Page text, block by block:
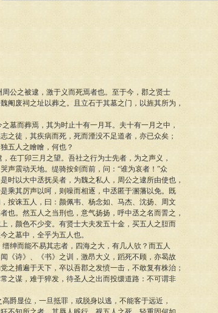
公之被逮，激于义而死焉者也。至于今，郡之贤士
阉废祠之址以葬之。且立石于其墓之门，以旌其所为，
墓而葬焉，其为时止十有一月耳。夫十有一月之中，
之徒，其疾病而死，死而湮没不足道者，亦已众矣；
五人之瞺瞺，何也？
在丁卯三月之望。吾社之行为士先者，为之声义，
声震动天地。缇骑按剑而前，问：“谁为哀者！”众
时以大中丞抚吴者，为魏之私人，周公之逮所由使也，
乘其厉声以呵，则噪而相逐，中丞匿于溷藩以免。既
按诛五人，曰：颜佩韦、杨念如、马杰、沈扬、周文
也。然五人之当刑也，意气扬扬，呼中丞之名而詈之，
，颜色不少变。有贤士大夫发五十金，买五人之脰而
之墓中，全乎为五人也。
绅而能不易其志者，四海之大，有几人欤？而五人
《诗》、《书》之训，激昂大义，蹈死不顾，亦曷故
之捕遍于天下，卒以吾郡之发愤一击，不敢复有株治；
之谋，难于猝发，待圣人之出而投缳道路：不可谓非
爵显位，一旦抵罪，或脱身以逃，不能客于远近，